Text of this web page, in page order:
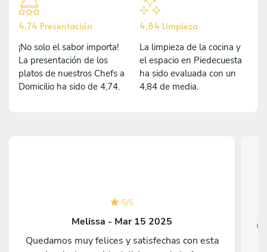
4,74 Presentación
¡No solo el sabor importa!
La presentación de los
platos de nuestros Chefs a
Domicilio ha sido de 4,74.
4,84 Limpieza
La limpieza de la cocina y
el espacio en Piedecuesta
ha sido evaluada con un
4,84 de media.
5/5
Melissa - Mar 15 2025
Quedamos muy felices y satisfechas con esta